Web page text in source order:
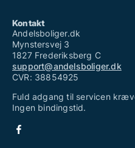
Kontakt
Andelsboliger.dk
Mynstersvej 3
1827 Frederiksberg C
support@andelsboliger.dk
CVR: 38854925
Fuld adgang til servicen
Ingen bindingstid.